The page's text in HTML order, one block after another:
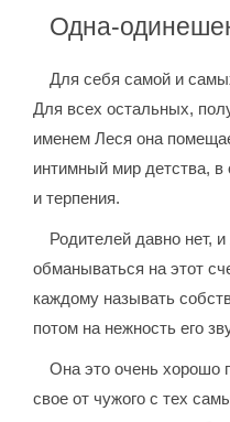
Одна-
Для себя самой и
Для всех остальных,
именем Леся она
интимный мир детства, в
и терпения.
Родителей давно нет,
обманываться на этот
каждому называть
потом на нежность его
Она это очень хорошо
свое от чужого с тех